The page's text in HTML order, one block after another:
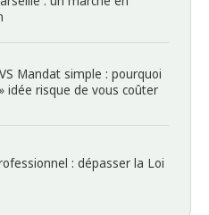
Mandat simple : pourquoi
idée risque de vous coûter
: dépasser la Loi